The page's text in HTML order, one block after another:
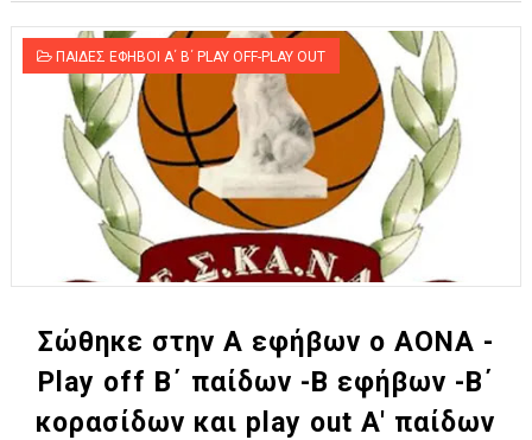
ΠΑΙΔΕΣ ΕΦΗΒΟΙ Α΄ Β΄ PLAY OFF-PLAY OUT
Σώθηκε στην Α εφήβων ο ΑΟΝΑ -
Play off Β΄ παίδων -Β εφήβων -Β΄
κορασίδων και play out A' παίδων